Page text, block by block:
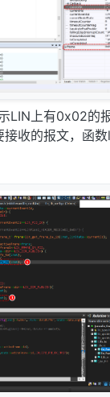
LIN上有0x02的
接收的报文，函